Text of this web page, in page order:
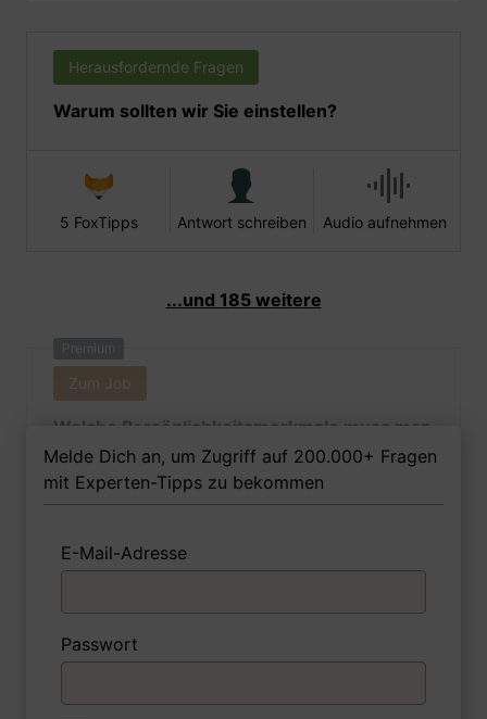
Herausfordernde Fragen
Warum sollten wir Sie einstellen?
5 FoxTipps Antwort schreiben Audio aufnehmen
...und 185 weitere
Premium
Zum Job
Welche Persönlichkeitsmerkmale muss man
als Kunstpädagogin Ihrer Meinung nach
besitzen, um in dem Job erfolgreich zu
sein?
1 FoxTipp Antwort schreiben Audio aufnehmen
Melde Dich an, um Zugriff auf 200.000+ Fragen
mit Experten-Tipps zu bekommen
E-Mail-Adresse
Passwort